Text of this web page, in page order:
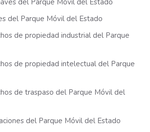
del Parque Móvil del Estado
del Parque Móvil del Estado
de propiedad industrial del Parque
de propiedad intelectual del Parque
de traspaso del Parque Móvil del
del Parque Móvil del Estado